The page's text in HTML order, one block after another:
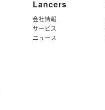
Lancers
会社情報
サービス
ニュース